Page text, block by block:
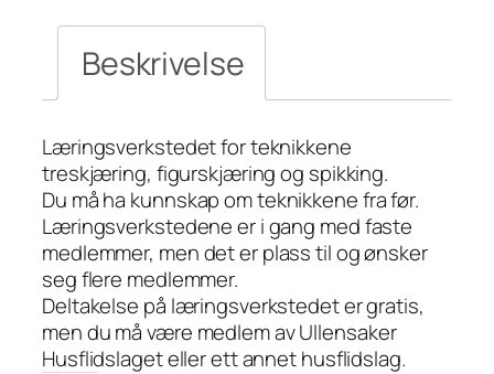
Beskrivelse
Læringsverkstedet for teknikkene
treskjæring, figurskjæring og spikking.
Du må ha kunnskap om teknikkene fra før.
Læringsverkstedene er i gang med faste
medlemmer, men det er plass til og ønsker
seg flere medlemmer.
Deltakelse på læringsverkstedet er gratis,
men du må være medlem av Ullensaker
Husflidslaget eller ett annet husflidslag.